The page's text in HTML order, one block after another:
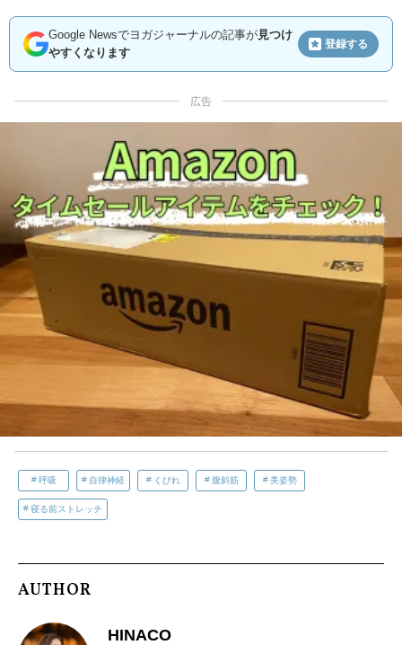
Google Newsでヨガジャーナルの記事が見つけ
やすくなります
登録する
広告
呼吸 自律神経 くびれ 腹斜筋 美姿勢
寝る前ストレッチ
AUTHOR
HINACO